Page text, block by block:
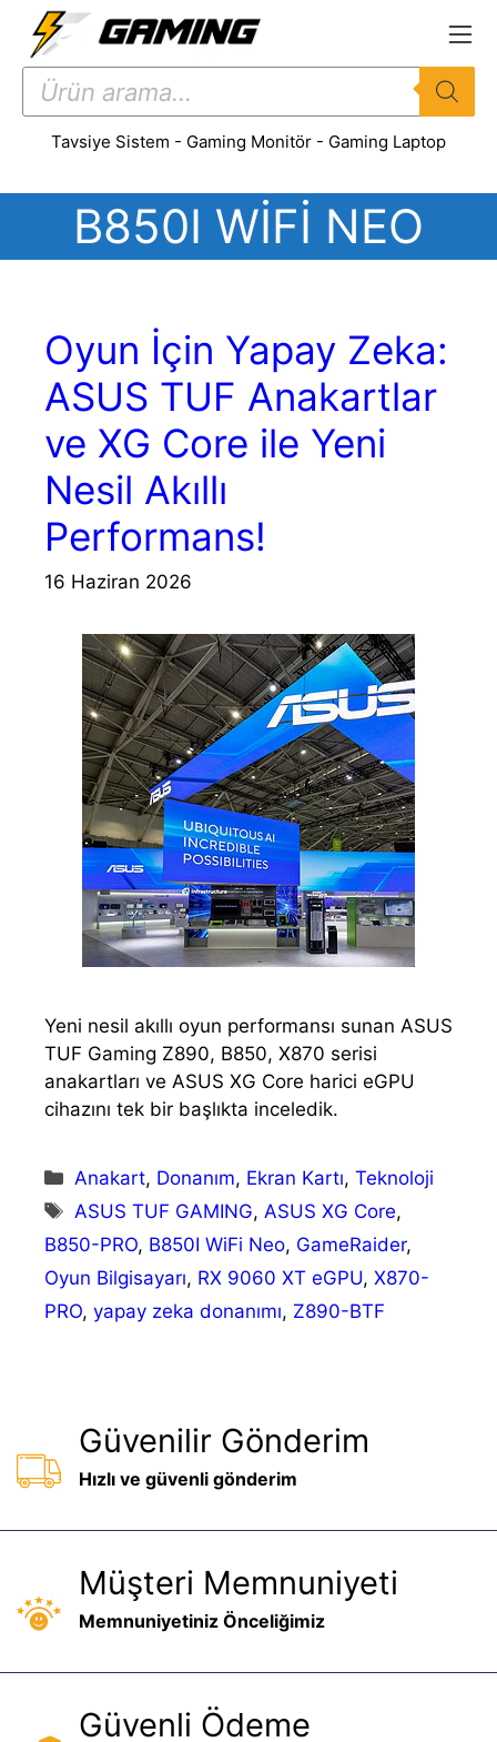
İçeriğe
Products
search
Tavsiye Sistem - Gaming Monitör - Gaming Laptop
B850I WIFI NEO
Oyun İçin Yapay Zeka:
ASUS TUF Anakartlar
ve XG Core ile Yeni
Nesil Akıllı
Performans!
16 Haziran 2026
Yeni nesil akıllı oyun performansı sunan ASUS
TUF Gaming Z890, B850, X870 serisi
anakartları ve ASUS XG Core harici eGPU
cihazını tek bir başlıkta inceledik.
Kategoriler
Anakart, Donanım, Ekran Kartı,Teknoloji
Etiketler
ASUS TUF GAMING,ASUS XG Core,
B850-PRO, B850I WiFi Neo, GameRaider,
Oyun Bilgisayarı, RX 9060 XT eGPU, X870-
PRO, yapay zeka donanımı, Z890-BTF
Güvenilir Gönderim
Hızlı ve güvenli gönderim
Müşteri Memnuniyeti
Memnuniyetiniz Önceliğimiz
Güvenli Ödeme